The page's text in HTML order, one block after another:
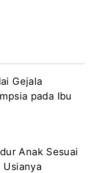
Gejala
pada Ibu
Anak Sesuai
Usianya